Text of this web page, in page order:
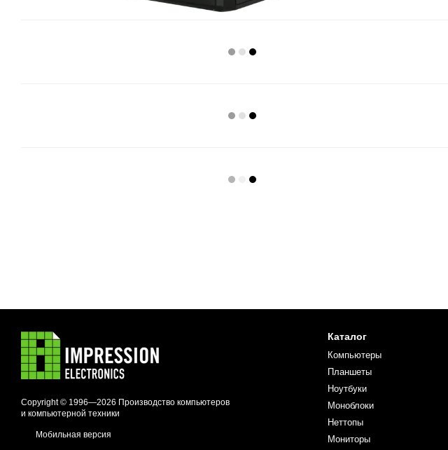
Copyright © 1996—2026 Производство компьютеров
и компьютерной техники
Мобильная версия
Каталог
Компьютеры
Планшеты
Ноутбуки
Моноблоки
Неттопы
Мониторы